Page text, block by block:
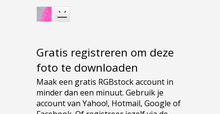
Gratis registreren om deze
foto te downloaden